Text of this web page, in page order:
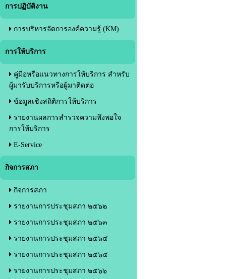
การปฏิบัติงาน
การบริหารจัดการองค์ความรู้ (KM)
การให้บริการ
คู่มือหรือแนวทางการให้บริการ สำหรับ
ผู้มารับบริการหรือผู้มาติดต่อ
ข้อมูลเชิงสถิติการให้บริการ
รายงานผลการสำรวจความพึงพอใจ
การให้บริการ
E-Service
กิจการสภา
กิจการสภา
รายงานการประชุมสภา ๒๕๖๒
รายงานการประชุมสภา ๒๕๖๓
รายงานการประชุมสภา ๒๕๖๔
รายงานการประชุมสภา ๒๕๖๕
รายงานการประชุมสภา ๒๕๖๖